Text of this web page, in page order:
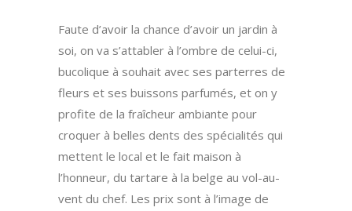
Faute d’avoir la chance d’avoir un jardin à
soi, on va s’attabler à l’ombre de celui-ci,
bucolique à souhait avec ses parterres de
fleurs et ses buissons parfumés, et on y
profite de la fraîcheur ambiante pour
croquer à belles dents des spécialités qui
mettent le local et le fait maison à
l’honneur, du tartare à la belge au vol-au-
vent du chef. Les prix sont à l’image de